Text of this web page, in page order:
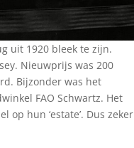
uit 1920 bleek te zijn.
Nieuwprijs was 200
Bijzonder was het
FAO Schwartz. Het
hun ‘estate’. Dus zeker